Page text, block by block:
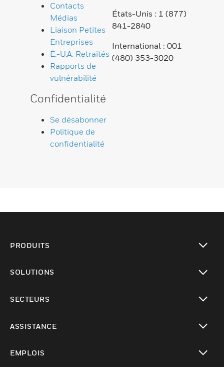
Contacts
Médias
Liaison Petites
Entreprises
É.-U.A. Retraités
Rapports de
vulnérabilité
États-Unis : 1 (877)
841-2840
International : 001
(480) 353-3020
Confidentialité
Se désabonner
Politique de
confidentialité
PRODUITS
SOLUTIONS
SECTEURS
ASSISTANCE
EMPLOIS